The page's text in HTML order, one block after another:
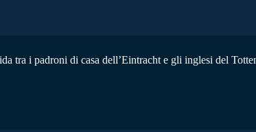
tra i padroni di casa dell’Eintracht e gli inglesi del